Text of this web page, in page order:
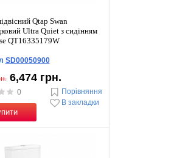
Qtap Swan
Ultra Quiet з сидінням
QT16335179W
SD00050900
6,474 грн.
0
Порівняння
В закладки